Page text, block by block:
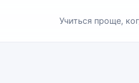
Учиться проще,